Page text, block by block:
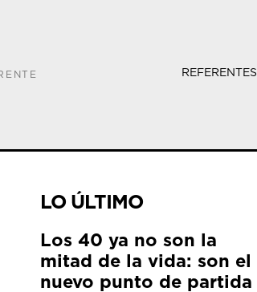
REFERENTES
LO ÚLTIMO
Los 40 ya no son la
mitad de la vida: son el
nuevo punto de partida